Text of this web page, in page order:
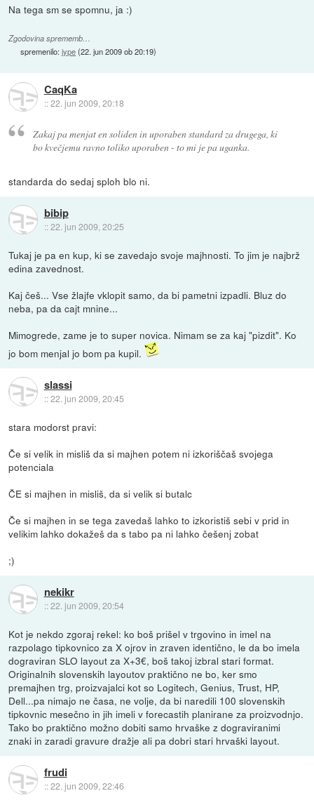
Na tega sm se spomnu, ja :)
Zgodovina sprememb…
spremenilo:jype(22. jun 2009 ob 20:19)
CaqKa
::22. jun 2009, 20:18
Zakaj pa menjat en soliden in uporaben standard za drugega, ki
bo kvečjemu ravno toliko uporaben - to mi je pa uganka.
standarda do sedaj sploh blo ni.
bibip
::22. jun 2009, 20:25
Tukaj je pa en kup, ki se zavedajo svoje majhnosti. To jim je najbrž
edina zavednost.
Kaj češ... Vse žlajfe vklopit samo, da bi pametni izpadli. Bluz do
neba, pa da cajt mnine...
Mimogrede, zame je to super novica. Nimam se za kaj "pizdit". Ko
jo bom menjal jo bom pa kupil.
slassi
::22. jun 2009, 20:45
stara modorst pravi:
Če si velik in misliš da si majhen potem ni izkoriščaš svojega
potenciala
ČE si majhen in misliš, da si velik si butalc
Če si majhen in se tega zavedaš lahko to izkoristiš sebi v prid in
velikim lahko dokažeš da s tabo pa ni lahko češenj zobat
;)
nekikr
::22. jun 2009, 20:54
Kot je nekdo zgoraj rekel: ko boš prišel v trgovino in imel na
razpolago tipkovnico za X ojrov in zraven identično, le da bo imela
dograviran SLO layout za X+3€, boš takoj izbral stari format.
Originalnih slovenskih layoutov praktično ne bo, ker smo
premajhen trg, proizvajalci kot so Logitech, Genius, Trust, HP,
Dell...pa nimajo ne časa, ne volje, da bi naredili 100 slovenskih
tipkovnic mesečno in jih imeli v forecastih planirane za proizvodnjo.
Tako bo praktično možno dobiti samo hrvaške z dograviranimi
znaki in zaradi gravure dražje ali pa dobri stari hrvaški layout.
frudi
::22. jun 2009, 22:46